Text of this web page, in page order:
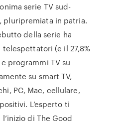
serie TV sud-
pluripremiata in patria.
della serie ha
(e il 27,8%
programmi TV su
su smart TV,
PC, Mac, cellulare,
L’esperto ti
di The Good